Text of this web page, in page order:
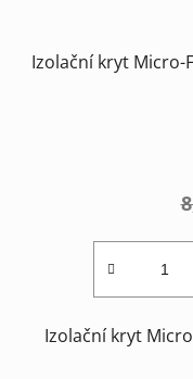
Izolační kryt
Izolační kryt